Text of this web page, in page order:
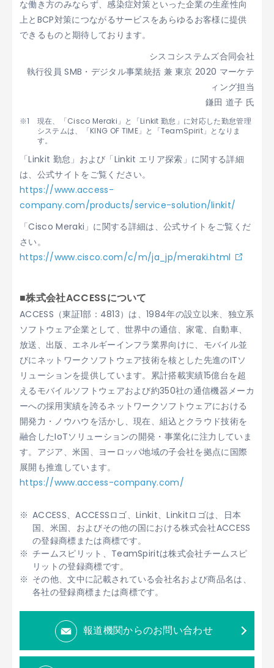
な働き方のみならず、感染症対策といった企業の生産性向
上とBCP対策につながるサービスをあらゆるお客様に提供
できるものと期待しております。
シスコシステムズ合同会社
執行役員 SMB・デジタル事業統括 兼 東京 2020 マーケテ
ィング担当
鎌田 道子 氏
現在、「Cisco Meraki」と「Linkit 勤怠」に対応した勤怠管理
システムは、「KING OF TIME」と「TeamSpirit」となりま
す。
「Linkit 勤怠」および「Linkit エリア探索」に関する詳細
は、公式サイトをご覧ください。
https://www.access-
company.com/products/service-solution/linkit/
「Cisco Meraki」に関する詳細は、公式サイトをご覧くだ
さい。
https://www.cisco.com/c/m/ja_jp/meraki.html
■株式会社ACCESSについて
ACCESS（東証1部：4813）は、1984年の設立以来、独立系
ソフトウェア企業として、世界中の通信、家電、自動車、
放送、出版、エネルギーインフラ業界向けに、モバイル並
びにネットワークソフトウェア技術を核とした先進のITソ
リューションを提供しています。累計搭載実績15億台を超
えるモバイルソフトウェアおよび約350社の通信機器メーカ
ーへの採用実績を誇るネットワークソフトウェアにおける
開発力・ノウハウを活かし、現在、組込とクラウド技術を
融合したIoTソリューションの開発・事業化に注力していま
す。アジア、米国、ヨーロッパ地域の子会社を拠点に国際
展開も推進しています。
https://www.access-company.com/
ACCESS、ACCESSロゴ、Linkit、Linkitロゴは、日本
国、米国、およびその他の国における株式会社ACCESS
の登録商標または商標です。
チームスピリット、TeamSpiritは株式会社チームスピ
リットの登録商標です。
その他、文中に記載されている会社名および商品名は、
各社の登録商標または商標です。
報道機関からのお問い合わせ